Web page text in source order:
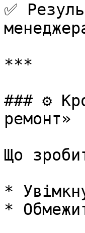
✅
***
### ⚙️
ремонт»
Що
*
*